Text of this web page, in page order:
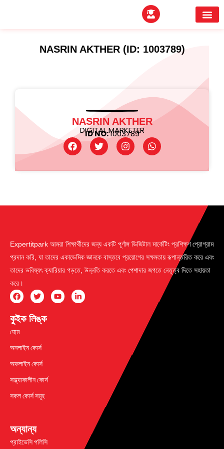
NASRIN AKTHER (ID: 1003789)
NASRIN AKTHER
DIGITAL MARKETER
ID NO:1003789
Expertitpark আমরা শিক্ষার্থীদের জন্য একটি পূর্ণাঙ্গ ডিজিটাল মার্কেটিং প্রশিক্ষণ প্রোগ্রাম
প্রদান করি, যা তাদের একাডেমিক জ্ঞানকে বাস্তবে প্রয়োগের সক্ষমতায় রূপান্তরিত করে এবং
তাদের ভবিষ্যৎ ক্যারিয়ার গড়তে, উন্নতি করতে এবং পেশাদার জগতে নেতৃত্ব দিতে সহায়তা
করে।
কুইক লিঙ্ক
হোম
অনলাইন কোর্স
অফলাইন কোর্স
সন্ধ্যাকালীন কোর্স
সকল কোর্স সমূহ
অন্যান্য
প্রাইভেসি পলিসি